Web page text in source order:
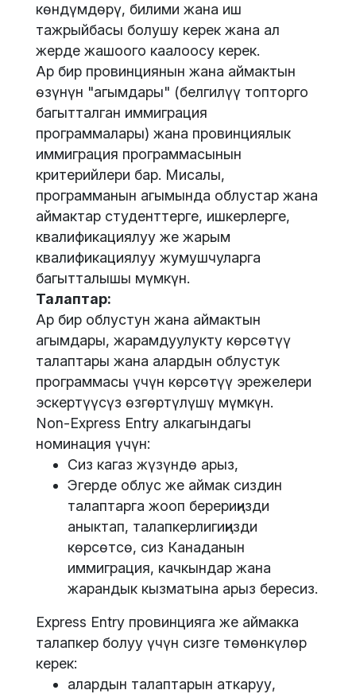
көндүмдөрү, билими жана иш
тажрыйбасы болушу керек жана ал
жерде жашоого каалоосу керек.
Ар бир провинциянын жана аймактын
өзүнүн "агымдары" (белгилүү топторго
багытталган иммиграция
программалары) жана провинциялык
иммиграция программасынын
критерийлери бар. Мисалы,
программанын агымында облустар жана
аймактар студенттерге, ишкерлерге,
квалификациялуу же жарым
квалификациялуу жумушчуларга
багытталышы мүмкүн.
Талаптар:
Ар бир облустун жана аймактын
агымдары, жарамдуулукту көрсөтүү
талаптары жана алардын облустук
программасы үчүн көрсөтүү эрежелери
эскертүүсүз өзгөртүлүшү мүмкүн.
Non-Express Entry алкагындагы
номинация үчүн:
Сиз кагаз жүзүндө арыз,
Эгерде облус же аймак сиздин
талаптарга жооп берериңизди
аныктап, талапкерлигиңизди
көрсөтсө, сиз Канаданын
иммиграция, качкындар жана
жарандык кызматына арыз бересиз.
Express Entry провинцияга же аймакка
талапкер болуу үчүн сизге төмөнкүлөр
керек:
алардын талаптарын аткаруу,